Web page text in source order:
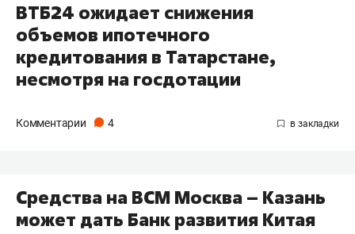
ВТБ24 ожидает снижения
объемов ипотечного
кредитования в Татарстане,
несмотря на госдотации
Комментарии 4
Средства на ВСМ Москва – Казань
может дать Банк развития Китая